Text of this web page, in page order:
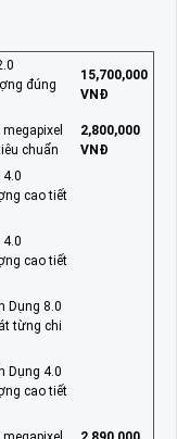
đúng
15,700,000
VNĐ
chuẩn
2,800,000
VNĐ
4.0
cao tiết
4.0
cao tiết
Dụng 8.0
từng chi
Dụng 4.0
cao tiết